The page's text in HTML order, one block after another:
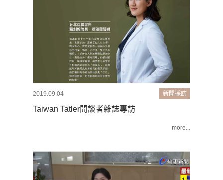
新聞採訪
2019.09.04
Taiwan Tatler閒談者雜誌專訪
more...